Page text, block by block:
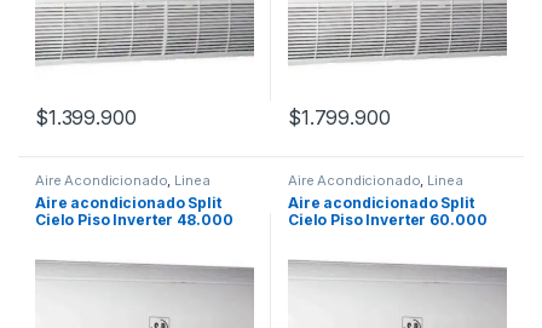
$1.399.900 $1.799.900
Aire Acondicionado, Linea
Comercial
Aire acondicionado Split
Cielo Piso Inverter 48.000
Aire Acondicionado, Linea
Comercial
Aire acondicionado Split
Cielo Piso Inverter 60.000